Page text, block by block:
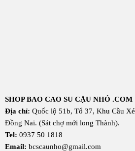
SHOP BAO CAO SU CẬU NHỎ .COM
Địa chỉ: Quốc lộ 51b, Tổ 37, Khu Cầu
Đồng Nai. (Sát chợ mới long Thành).
Tel: 0937 50 1818
Email: bcscaunho@gmail.com